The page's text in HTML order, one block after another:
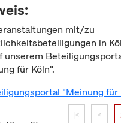
mit/zu
in
unserem
für Köln".
"Meinung für
|< <